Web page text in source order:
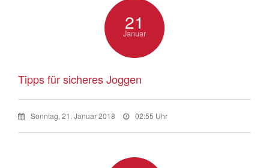
21
Januar
Tipps für sicheres Joggen
Sonntag, 21. Januar 2018 02:55 Uhr